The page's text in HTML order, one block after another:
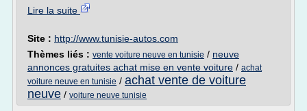
Lire la suite
Site : http://www.tunisie-autos.com
Thèmes liés : vente voiture neuve en tunisie / neuve
annonces gratuites achat mise en vente voiture / achat
voiture neuve en tunisie / achat vente de voiture
neuve / voiture neuve tunisie